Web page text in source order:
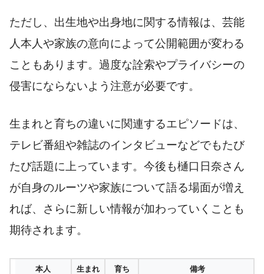
ただし、出生地や出身地に関する情報は、芸能
人本人や家族の意向によって公開範囲が変わる
こともあります。過度な詮索やプライバシーの
侵害にならないよう注意が必要です。
生まれと育ちの違いに関連するエピソードは、
テレビ番組や雑誌のインタビューなどでもたび
たび話題に上っています。今後も樋口日奈さん
が自身のルーツや家族について語る場面が増え
れば、さらに新しい情報が加わっていくことも
期待されます。
本人 生まれ 育ち 備考